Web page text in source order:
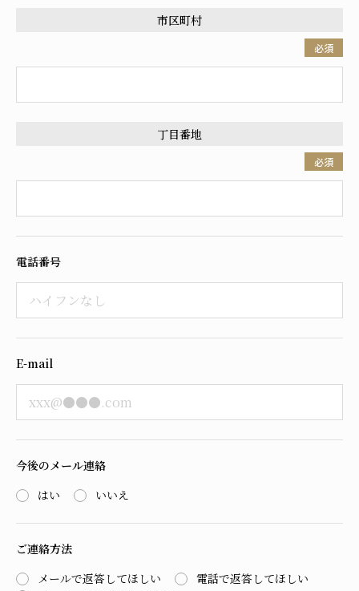
市区町村
必須
丁目番地
必須
電話番号
E-mail
今後のメール連絡
はい
いいえ
ご連絡方法
メールで返答してほしい
電話で返答してほしい